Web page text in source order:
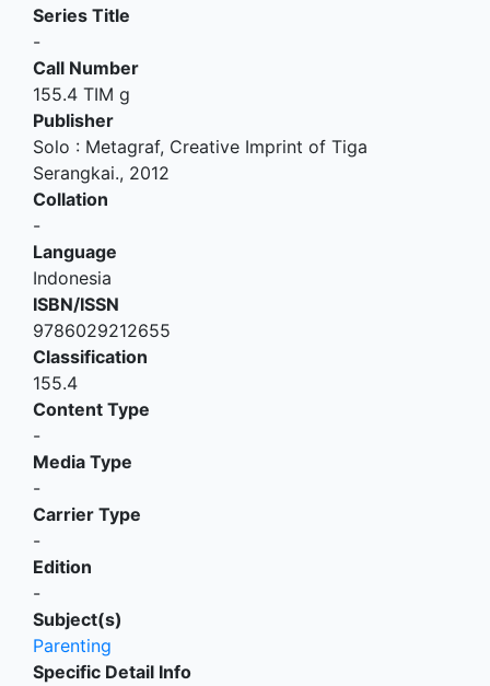
Series Title
-
Call Number
155.4 TIM g
Publisher
Solo : Metagraf, Creative Imprint of Tiga
Serangkai., 2012
Collation
-
Language
Indonesia
ISBN/ISSN
9786029212655
Classification
155.4
Content Type
-
Media Type
-
Carrier Type
-
Edition
-
Subject(s)
Parenting
Specific Detail Info